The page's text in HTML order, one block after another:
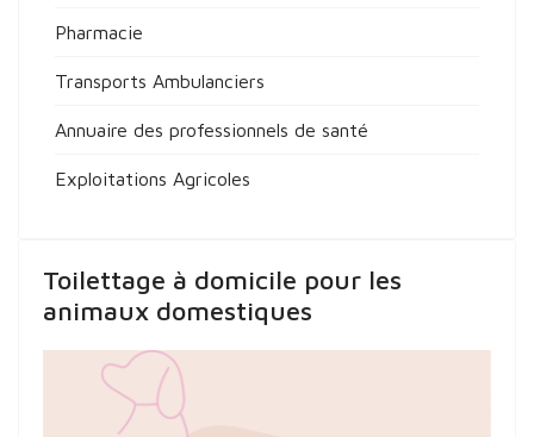
Pharmacie
Transports Ambulanciers
Annuaire des professionnels de santé
Exploitations Agricoles
Toilettage à domicile pour les
animaux domestiques